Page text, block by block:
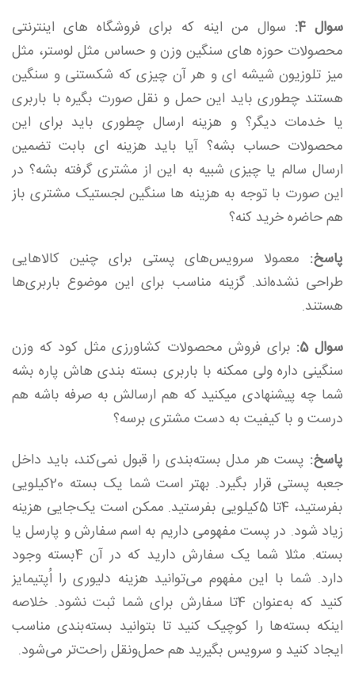
سوال 4:
سوال من اینه که برای فروشگاه های اینترنتی
محصولات حوزه های سنگین وزن و حساس مثل لوستر، مثل
میز تلوزیون شیشه ای و هر آن چیزی که شکستنی و سنگین
هستند چطوری باید این حمل و نقل صورت بگیره با باربری
یا خدمات دیگر؟ و هزینه ارسال چطوری باید برای این
محصولات حساب بشه؟ آیا باید هزینه ای بابت تضمین
ارسال سالم یا چیزی شبیه به این از مشتری گرفته بشه؟ در
این صورت با توجه به هزینه ها سنگین لجستیک مشتری باز
هم حاضره خرید کنه؟
پاسخ: معمولا سرویس‌های پستی برای چنین کالاهایی
طراحی نشده‌اند. گزینه مناسب برای این موضوع باربری‌ها
هستند.
سوال 5:
برای فروش محصولات کشاورزی مثل کود که وزن
سنگینی داره ولی ممکنه با باربری بسته بندی هاش پاره بشه
شما چه پیشنهادی میکنید که هم ارسالش به صرفه باشه هم
درست و با کیفیت به دست مشتری برسه؟
پاسخ: پست هر مدل بسته‌بندی را قبول نمی‌کند، باید داخل
جعبه پستی قرار بگیرد. بهتر است شما یک بسته 20کیلویی
بفرستید، 4تا 5کیلویی بفرستید. ممکن است یک‌جایی هزینه
زیاد شود. در پست مفهومی داریم به اسم سفارش و پارسل یا
بسته. مثلا شما یک سفارش دارید که در آن 4بسته وجود
دارد. شما با این مفهوم می‌توانید هزینه دلیوری را اُپتیمایز
کنید که به‌عنوان 4تا سفارش برای شما ثبت نشود. خلاصه
اینکه بسته‌ها را کوچیک کنید تا بتوانید بسته‌بندی مناسب
ایجاد کنید و سرویس بگیرید هم حمل‌ونقل راحت‌تر می‌شود.